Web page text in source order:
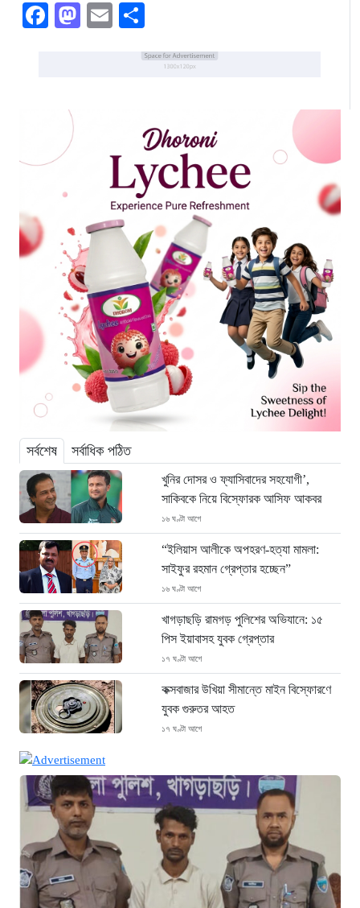
Facebook
Mastodon
Email
সর্বশেষ সর্বাধিক পঠিত
খুনির দোসর ও ফ্যাসিবাদের সহযোগী’,
সাকিবকে নিয়ে বিস্ফোরক আসিফ আকবর
১৬ ঘণ্টা আগে
“ইলিয়াস আলীকে অপহরণ-হত্যা মামলা:
সাইফুর রহমান গ্রেপ্তার হচ্ছেন”
১৬ ঘণ্টা আগে
খাগড়াছড়ি রামগড় পুলিশের অভিযানে: ১৫
পিস ইয়াবাসহ যুবক গ্রেপ্তার
১৭ ঘণ্টা আগে
কক্সবাজার উখিয়া সীমান্তে মাইন বিস্ফোরণে
যুবক গুরুতর আহত
১৭ ঘণ্টা আগে
কক্সবাজারের পুরনো মাদক কারবারি গ্রেফতার
১৭ ঘণ্টা আগে
ঢাকা চট্টগ্রাম মহাসড়ক স্টার লাইন বাসের
ধাক্কায় অটোরিকশা চালক নিহত
১৭ ঘণ্টা আগে
হামে আরও ৬ শিশুর মৃত্যু, নতুন করে